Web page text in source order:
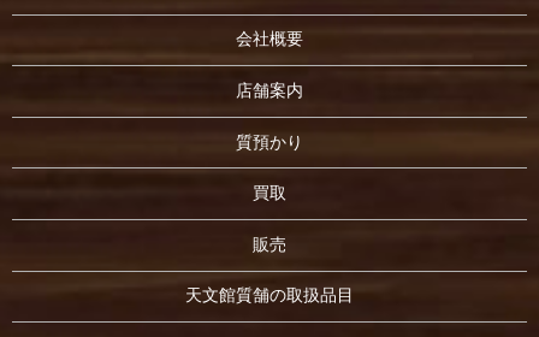
会社概要
店舗案内
質預かり
買取
販売
天文館質舗の取扱品目